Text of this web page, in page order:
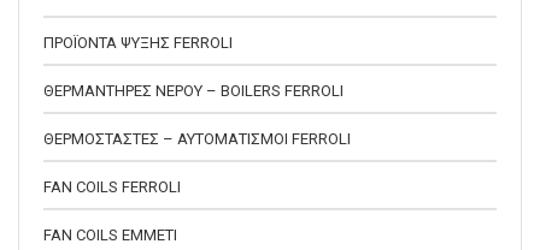
ΠΡΟΪΟΝΤΑ ΨΥΞΗΣ FERROLI
ΘΕΡΜΑΝΤΗΡΕΣ ΝΕΡΟΥ – BOILERS FERROLI
ΘΕΡΜΟΣΤΑΣΤΕΣ – ΑΥΤΟΜΑΤΙΣΜΟΙ FERROLI
FAN COILS FERROLI
FAN COILS EMMETI